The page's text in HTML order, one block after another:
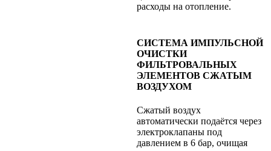
расходы на отопление.
СИСТЕМА ИМПУЛЬСНОЙ
ОЧИСТКИ
ФИЛЬТРОВАЛЬНЫХ
ЭЛЕМЕНТОВ СЖАТЫМ
ВОЗДУХОМ
Сжатый воздух
автоматически подаётся через
электроклапаны под
давлением в 6 бар, очищая